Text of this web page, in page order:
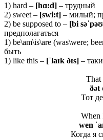
1) hard – [hɑ:d] – трудный
2) sweet – [swi:t] – милый;
2) be supposed to – [bi səˈpəʊ
предполагаться
1) be\am\is\are (was\were;
быть
1) like this – [ˈlaɪk ðɪs] –
That
ðət
Тот
When
wen
Когда я